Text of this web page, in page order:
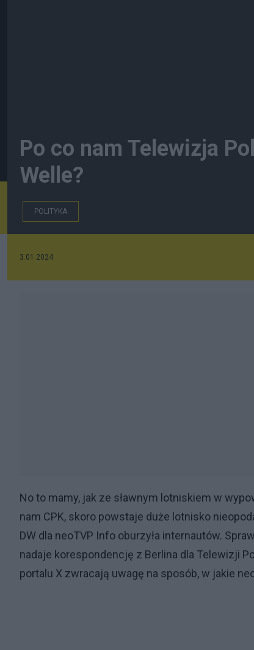
Po co nam Telewizja
Welle?
POLITYKA
3.01.2024
No to mamy, jak ze sławnym lotniskiem w
nam CPK, skoro powstaje duże lotnisko
DW dla neoTVP Info oburzyła internautów.
nadaje korespondencję z Berlina dla Telewizji
portalu X zwracają uwagę na sposób, w jakie